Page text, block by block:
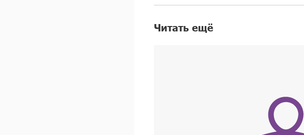
Читать ещё